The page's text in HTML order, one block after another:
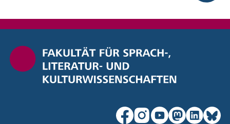
unsere Facebook-Seite
unsere Instagram-
unsere YouTube-
unsereunsere